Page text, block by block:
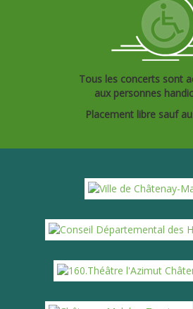
Tous les concerts sont
aux personnes
Placement libre sauf